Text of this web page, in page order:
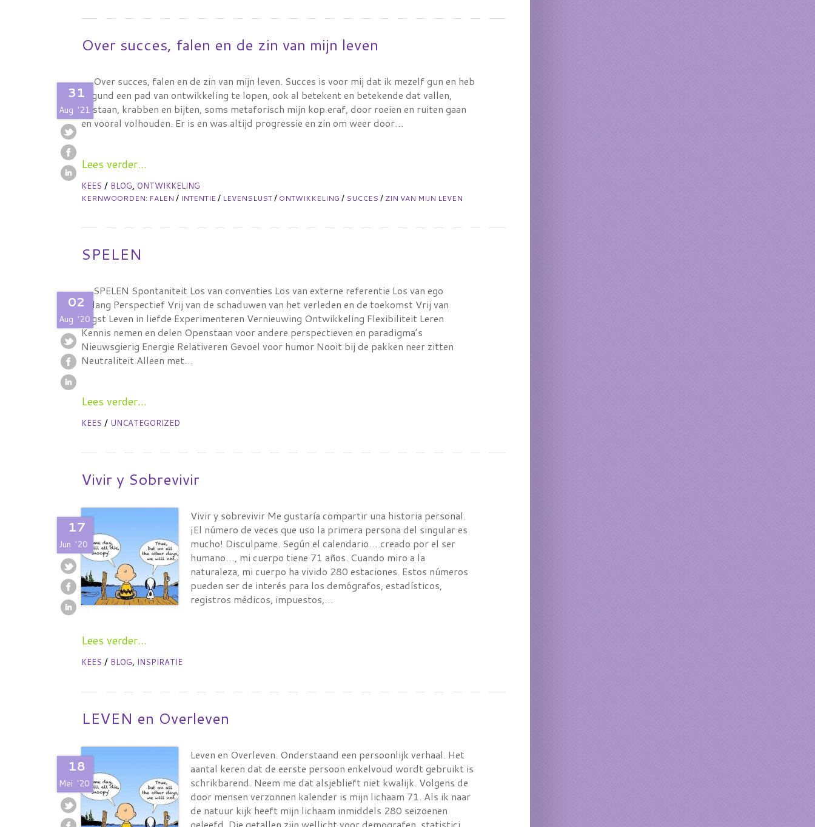
Over succes, falen en de zin van mijn leven
31
Aug '21
Over succes, falen en de zin van mijn leven. Succes is voor mij dat ik mezelf gun en heb
gegund een pad van ontwikkeling te lopen, ook al betekent en betekende dat vallen,
opstaan, krabben en bijten, soms metaforisch mijn kop eraf, door roeien en ruiten gaan
en vooral volhouden. Er is en was altijd progressie en zin om weer door…
Lees verder...
KEES/ BLOG, ONTWIKKELING
KERNWOORDEN: FALEN / INTENTIE / LEVENSLUST / ONTWIKKELING / SUCCES / ZIN VAN MIJN LEVEN
SPELEN
02
Aug '20
SPELEN Spontaniteit Los van conventies Los van externe referentie Los van ego
belang Perspectief Vrij van de schaduwen van het verleden en de toekomst Vrij van
angst Leven in liefde Experimenteren Vernieuwing Ontwikkeling Flexibiliteit Leren
Kennis nemen en delen Openstaan voor andere perspectieven en paradigma’s
Nieuwsgierig Energie Relativeren Gevoel voor humor Nooit bij de pakken neer zitten
Neutraliteit Alleen met…
Lees verder...
KEES/ UNCATEGORIZED
Vivir y Sobrevivir
17
Jun '20
Vivir y sobrevivir Me gustaría compartir una historia personal.
¡El número de veces que uso la primera persona del singular es
mucho! Disculpame. Según el calendario… creado por el ser
humano…, mi cuerpo tiene 71 años. Cuando miro a la
naturaleza, mi cuerpo ha vivido 280 estaciones. Estos números
pueden ser de interés para los demógrafos, estadísticos,
registros médicos, impuestos,…
Lees verder...
KEES/ BLOG, INSPIRATIE
LEVEN en Overleven
18
Mei '20
Leven en Overleven. Onderstaand een persoonlijk verhaal. Het
aantal keren dat de eerste persoon enkelvoud wordt gebruikt is
schrikbarend. Neem me dat alsjeblieft niet kwalijk. Volgens de
door mensen verzonnen kalender is mijn lichaam 71. Als ik naar
de natuur kijk heeft mijn lichaam inmiddels 280 seizoenen